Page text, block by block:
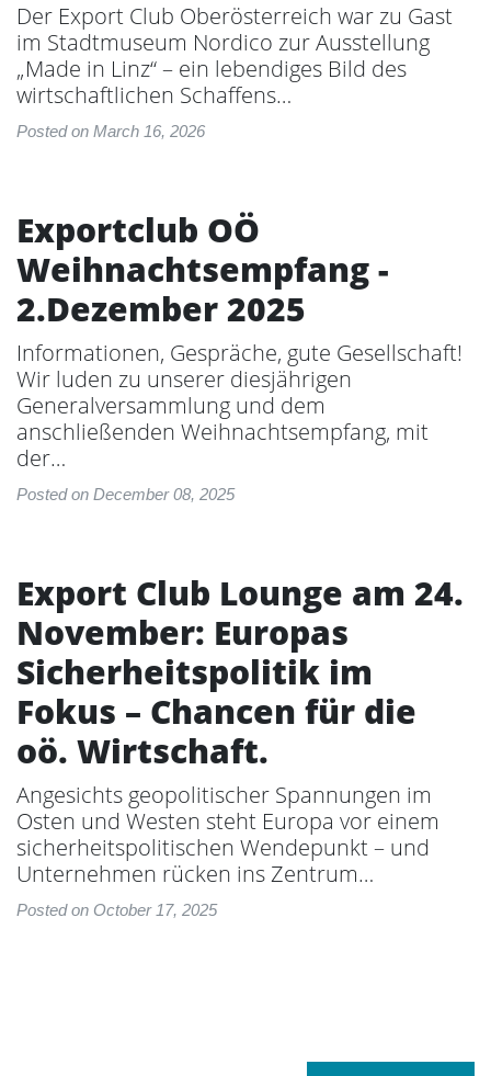
Der Export Club Oberösterreich war zu Gast
im Stadtmuseum Nordico zur Ausstellung
„Made in Linz“ – ein lebendiges Bild des
wirtschaftlichen Schaffens…
Posted on March 16, 2026
Exportclub OÖ
Weihnachtsempfang -
2.Dezember 2025
Informationen, Gespräche, gute Gesellschaft!
Wir luden zu unserer diesjährigen
Generalversammlung und dem
anschließenden Weihnachtsempfang, mit
der…
Posted on December 08, 2025
Export Club Lounge am 24.
November: Europas
Sicherheitspolitik im
Fokus – Chancen für die
oö. Wirtschaft.
Angesichts geopolitischer Spannungen im
Osten und Westen steht Europa vor einem
sicherheitspolitischen Wendepunkt – und
Unternehmen rücken ins Zentrum…
Posted on October 17, 2025